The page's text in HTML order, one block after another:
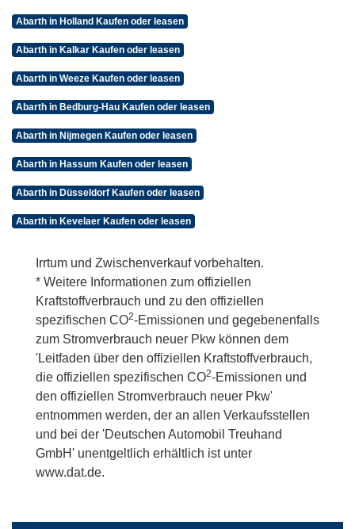
Abarth in Holland Kaufen oder leasen
Abarth in Kalkar Kaufen oder leasen
Abarth in Weeze Kaufen oder leasen
Abarth in Bedburg-Hau Kaufen oder leasen
Abarth in Nijmegen Kaufen oder leasen
Abarth in Hassum Kaufen oder leasen
Abarth in Düsseldorf Kaufen oder leasen
Abarth in Kevelaer Kaufen oder leasen
Irrtum und Zwischenverkauf vorbehalten.
* Weitere Informationen zum offiziellen
Kraftstoffverbrauch und zu den offiziellen
spezifischen CO2-Emissionen und gegebenenfalls
zum Stromverbrauch neuer Pkw können dem
'Leitfaden über den offiziellen Kraftstoffverbrauch,
die offiziellen spezifischen CO2-Emissionen und
den offiziellen Stromverbrauch neuer Pkw'
entnommen werden, der an allen Verkaufsstellen
und bei der 'Deutschen Automobil Treuhand
GmbH' unentgeltlich erhältlich ist unter
www.dat.de.